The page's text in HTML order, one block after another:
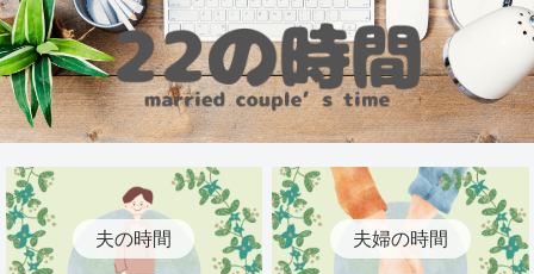
夫の時間 夫婦の時間